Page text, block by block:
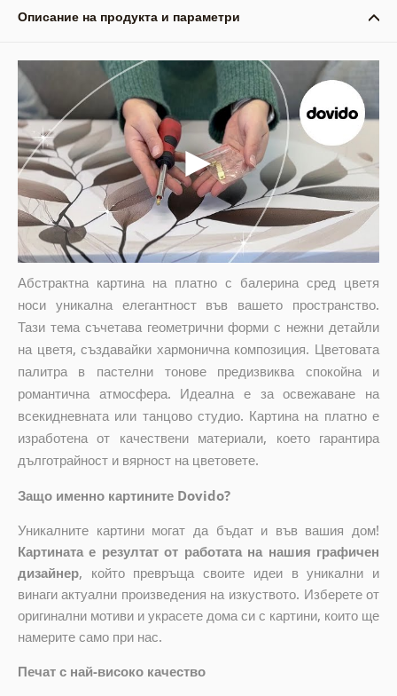
Описание на продукта и параметри
Абстрактна картина на платно с балерина сред цветя
носи уникална елегантност във вашето пространство.
Тази тема съчетава геометрични форми с нежни детайли
на цветя, създавайки хармонична композиция. Цветовата
палитра в пастелни тонове предизвиква спокойна и
романтична атмосфера. Идеална е за освежаване на
всекидневната или танцово студио. Картина на платно е
изработена от качествени материали, което гарантира
дълготрайност и вярност на цветовете.
Защо именно картините Dovido?
Уникалните картини могат да бъдат и във вашия дом!
Картината е резултат от работата на нашия графичен
дизайнер, койтопревръща своите идеи в уникални и
винаги актуални произведения на изкуството. Изберете от
оригинални мотиви и украсете дома си с картини, които ще
намерите само при нас.
Печат с най-високо качество